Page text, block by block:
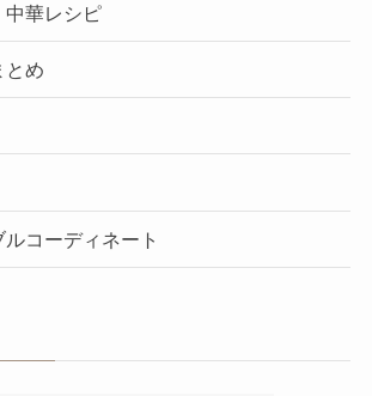
中華レシピ
とめ
コーディネート